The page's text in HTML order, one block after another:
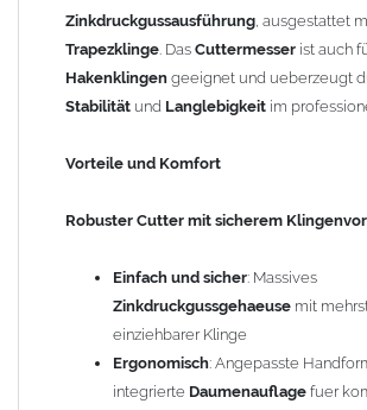
Zinkdruckgussausführung, ausgestattet
Trapezklinge. Das Cuttermesser ist auch
Hakenklingen geeignet und ueberzeugt
Stabilität und Langlebigkeit im
Vorteile und Komfort
Robuster Cutter mit sicherem
Einfach und sicher: Massives
Zinkdruckgussgehaeuse mit
einziehbarer Klinge
Ergonomisch: Angepasste
integrierte Daumenauflage fuer